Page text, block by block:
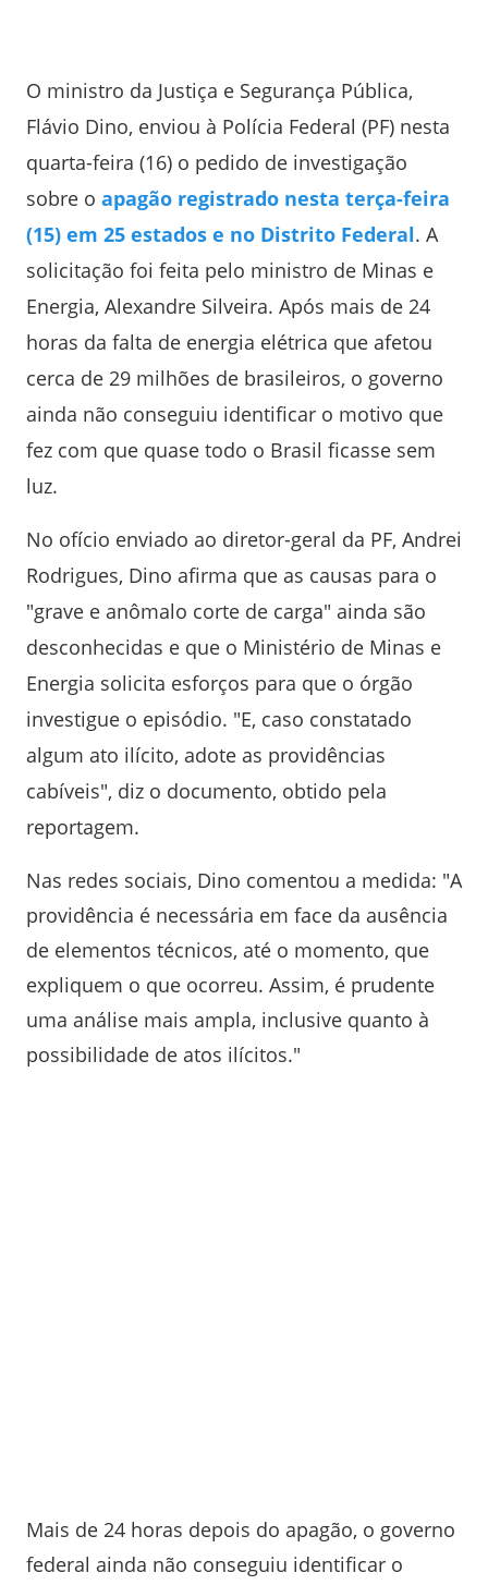
O ministro da Justiça e Segurança Pública,
Flávio Dino, enviou à Polícia Federal (PF) nesta
quarta-feira (16) o pedido de investigação
sobre o apagão registrado nesta terça-feira
(15) em 25 estados e no Distrito Federal. A
solicitação foi feita pelo ministro de Minas e
Energia, Alexandre Silveira. Após mais de 24
horas da falta de energia elétrica que afetou
cerca de 29 milhões de brasileiros, o governo
ainda não conseguiu identificar o motivo que
fez com que quase todo o Brasil ficasse sem
luz.
No ofício enviado ao diretor-geral da PF, Andrei
Rodrigues, Dino afirma que as causas para o
"grave e anômalo corte de carga" ainda são
desconhecidas e que o Ministério de Minas e
Energia solicita esforços para que o órgão
investigue o episódio. "E, caso constatado
algum ato ilícito, adote as providências
cabíveis", diz o documento, obtido pela
reportagem.
Nas redes sociais, Dino comentou a medida: "A
providência é necessária em face da ausência
de elementos técnicos, até o momento, que
expliquem o que ocorreu. Assim, é prudente
uma análise mais ampla, inclusive quanto à
possibilidade de atos ilícitos."
Mais de 24 horas depois do apagão, o governo
federal ainda não conseguiu identificar o